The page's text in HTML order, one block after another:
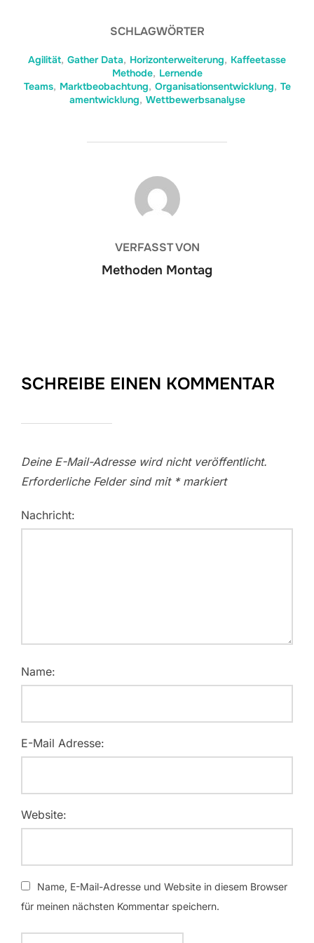
SCHLAGWÖRTER
Agilität, Gather Data, Horizonterweiterung, Kaffeetasse
Methode, Lernende
Teams, Marktbeobachtung, Organisationsentwicklung, Te
amentwicklung, Wettbewerbsanalyse
BEITRAGSAUTOR
VERFASST VON
Methoden Montag
SCHREIBE EINEN KOMMENTAR
Deine E-Mail-Adresse wird nicht veröffentlicht.
Erforderliche Felder sind mit *markiert
Nachricht:
Name:
E-Mail Adresse:
Website:
Name, E-Mail-Adresse und Website in diesem Browser
für meinen nächsten Kommentar speichern.